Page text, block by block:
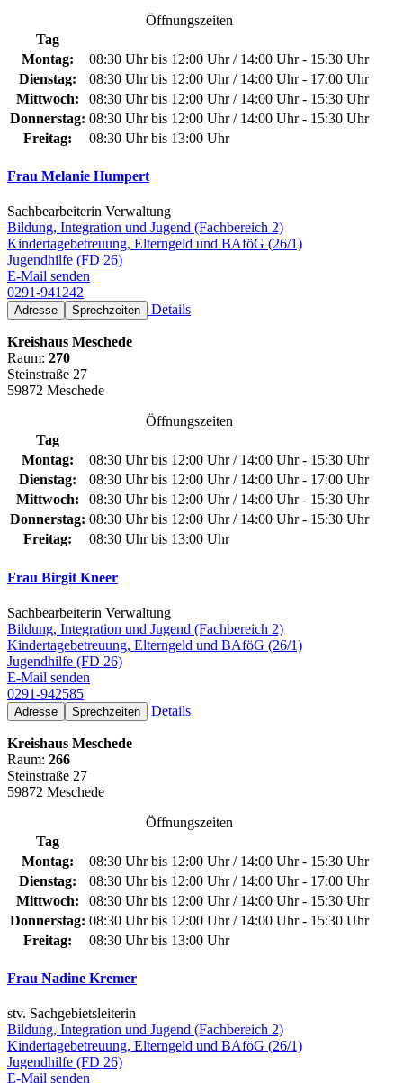
Öffnungszeiten
Tag
Montag:
08:30 Uhr bis 12:00 Uhr / 14:00 Uhr - 15:30 Uhr
Dienstag:
08:30 Uhr bis 12:00 Uhr / 14:00 Uhr - 17:00 Uhr
Mittwoch:
08:30 Uhr bis 12:00 Uhr / 14:00 Uhr - 15:30 Uhr
Donnerstag: 08:30 Uhr bis 12:00 Uhr / 14:00 Uhr - 15:30 Uhr
Freitag:
08:30 Uhr bis 13:00 Uhr
Frau Melanie Humpert
Sachbearbeiterin Verwaltung
Bildung, Integration und Jugend (Fachbereich 2)
Kindertagebetreuung, Elterngeld und BAföG (26/1)
Jugendhilfe (FD 26)
E-Mail senden
0291-941242
Adresse Sprechzeiten Details
Kreishaus Meschede
Raum: 270
Steinstraße 27
59872 Meschede
Öffnungszeiten
Tag
Montag:
08:30 Uhr bis 12:00 Uhr / 14:00 Uhr - 15:30 Uhr
Dienstag:
08:30 Uhr bis 12:00 Uhr / 14:00 Uhr - 17:00 Uhr
Mittwoch:
08:30 Uhr bis 12:00 Uhr / 14:00 Uhr - 15:30 Uhr
Donnerstag: 08:30 Uhr bis 12:00 Uhr / 14:00 Uhr - 15:30 Uhr
Freitag:
08:30 Uhr bis 13:00 Uhr
Frau Birgit Kneer
Sachbearbeiterin Verwaltung
Bildung, Integration und Jugend (Fachbereich 2)
Kindertagebetreuung, Elterngeld und BAföG (26/1)
Jugendhilfe (FD 26)
E-Mail senden
0291-942585
Adresse Sprechzeiten Details
Kreishaus Meschede
Raum: 266
Steinstraße 27
59872 Meschede
Öffnungszeiten
Tag
Montag:
08:30 Uhr bis 12:00 Uhr / 14:00 Uhr - 15:30 Uhr
Dienstag:
08:30 Uhr bis 12:00 Uhr / 14:00 Uhr - 17:00 Uhr
Mittwoch:
08:30 Uhr bis 12:00 Uhr / 14:00 Uhr - 15:30 Uhr
Donnerstag: 08:30 Uhr bis 12:00 Uhr / 14:00 Uhr - 15:30 Uhr
Freitag:
08:30 Uhr bis 13:00 Uhr
Frau Nadine Kremer
stv. Sachgebietsleiterin
Bildung, Integration und Jugend (Fachbereich 2)
Kindertagebetreuung, Elterngeld und BAföG (26/1)
Jugendhilfe (FD 26)
E-Mail senden